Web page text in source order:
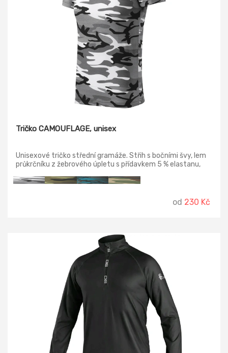
Tričko CAMOUFLAGE, unisex
Unisexové tričko střední gramáže. Střih s bočními švy, lem
průkrčníku z žebrového úpletu s přídavkem 5 % elastanu,
od 230 Kč